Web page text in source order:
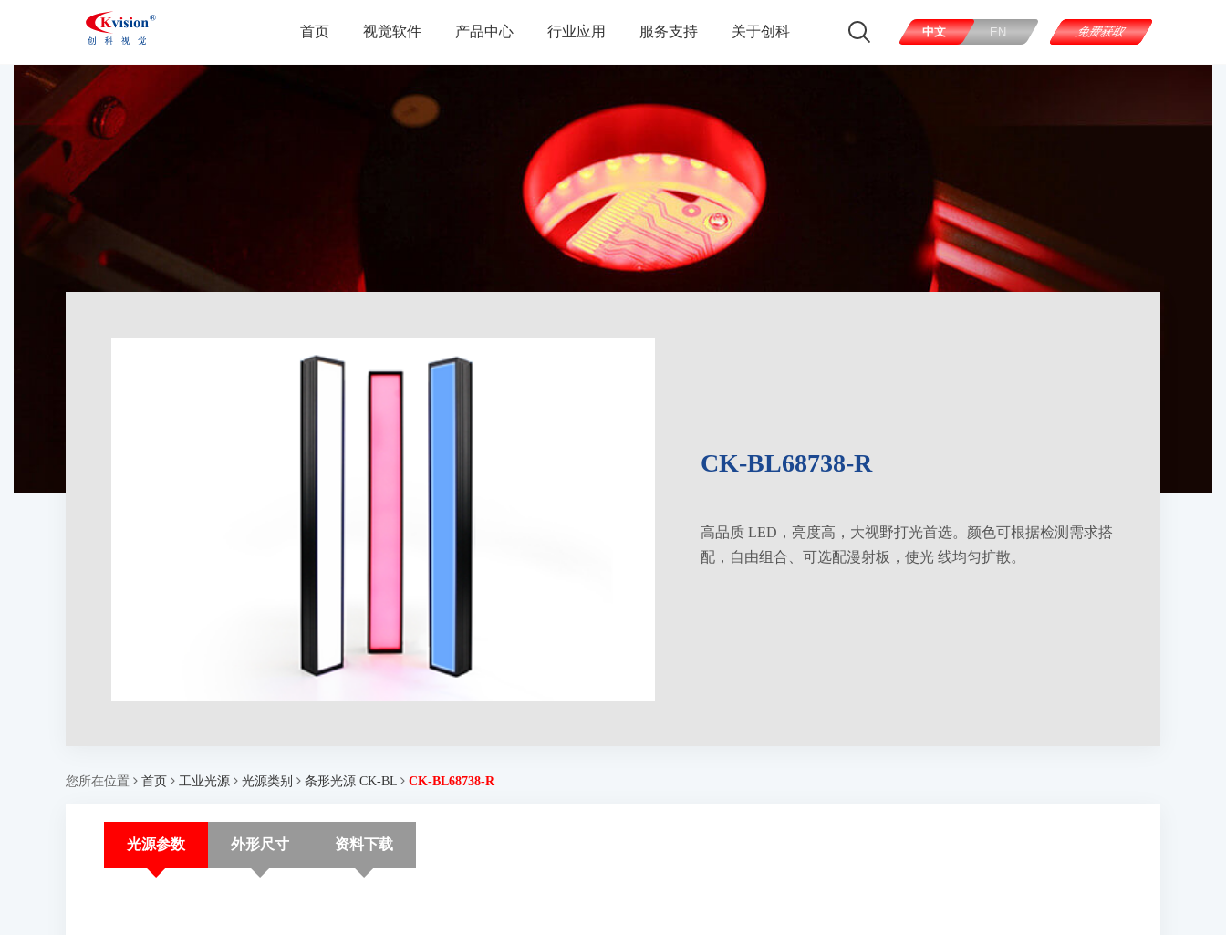
首页 视觉软件 产品中心 行业应用 服务支持 关于创科 中文 EN 免费获取
CK-BL68738-R
高品质 LED，亮度高，大视野打光首选。颜色可根据检测需求搭
配，自由组合、可选配漫射板，使光 线均匀扩散。
您所在位置 首页 工业光源 光源类别 条形光源 CK-BL CK-BL68738-R
光源参数 外形尺寸 资料下载